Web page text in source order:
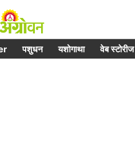
पशुधन यशोगाथा वेब स्टोरीज